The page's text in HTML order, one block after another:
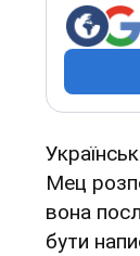
Мец
вона
бути